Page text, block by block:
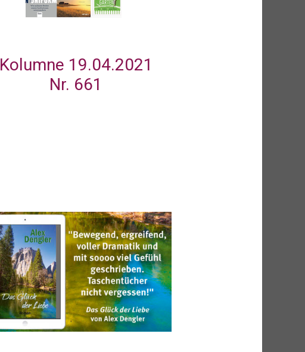
Kolumne 19.04.2021
Nr. 661